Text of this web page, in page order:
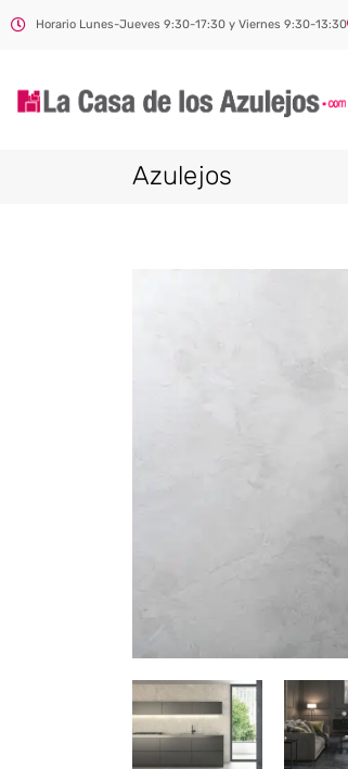
Horario Lunes-Jueves 9:30-17:30 y Viernes 9:30-13:30
Azulejos